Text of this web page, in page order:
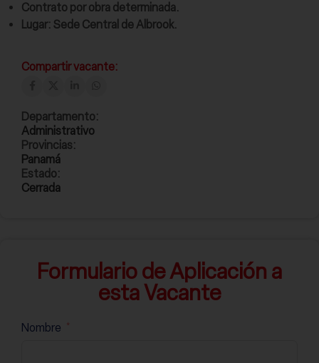
Contrato por obra determinada.
Lugar: Sede Central de Albrook.
Compartir vacante:
Departamento:
Administrativo
Provincias:
Panamá
Estado:
Cerrada
Formulario de Aplicación a
esta Vacante
Nombre